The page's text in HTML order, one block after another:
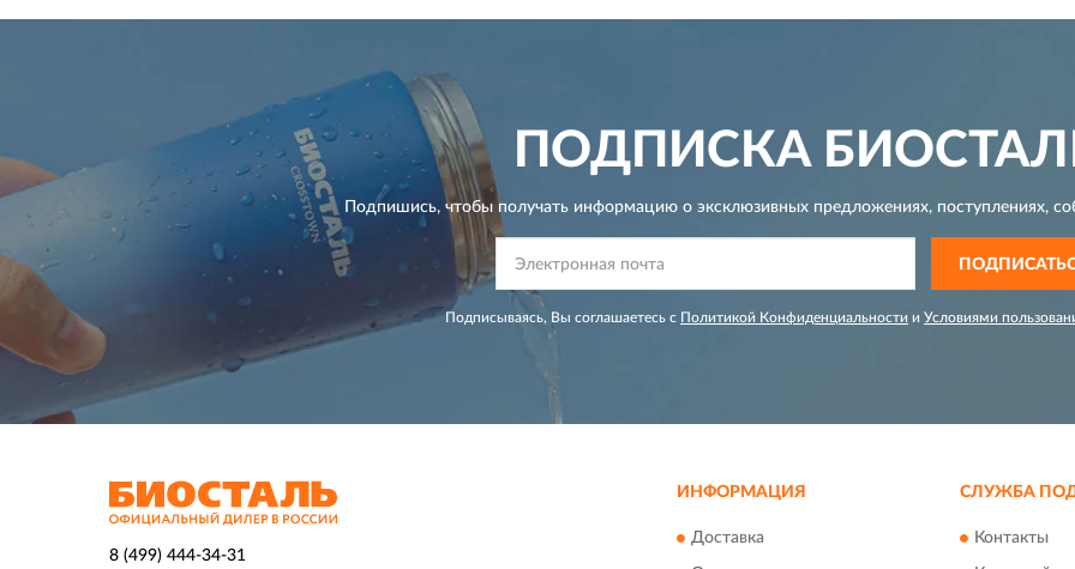
ПОДПИСКА
Подпишись, чтобы получать информацию о эксклюзивных предложениях,поступлениях,
Подписываясь, Вы соглашаетесь с Политикой Конфиденциальности и Условиями
8 (499) 444-34-31
ИНФОРМАЦИЯ
Доставка
СЛУЖБА
Контакты